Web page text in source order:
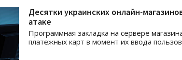
Десятки украинских онлайн-
атаке
Программная закладка на сервере
платежных карт в момент их ввода